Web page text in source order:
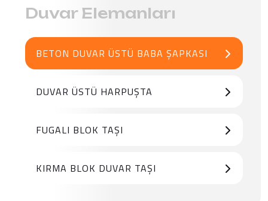
Duvar Elemanları
BETON DUVAR ÜSTÜ BABA ŞAPKASI
DUVAR ÜSTÜ HARPUŞTA
FUGALI BLOK TAŞI
KIRMA BLOK DUVAR TAŞI